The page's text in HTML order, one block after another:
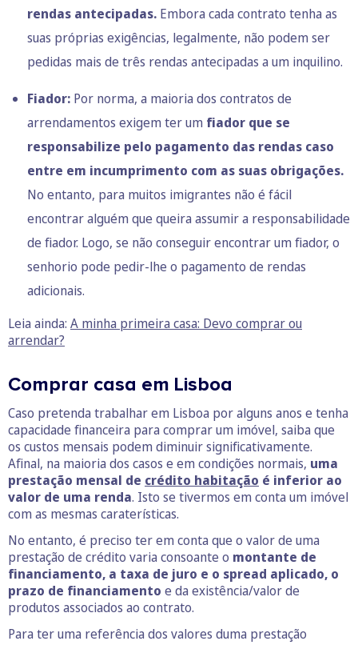
rendas antecipadas. Embora cada contrato tenha as
suas próprias exigências, legalmente, não podem ser
pedidas mais de três rendas antecipadas a um inquilino.
Fiador: Por norma, a maioria dos contratos de
arrendamentos exigem ter um fiador que se
responsabilize pelo pagamento das rendas caso
entre em incumprimento com as suas obrigações.
No entanto, para muitos imigrantes não é fácil
encontrar alguém que queira assumir a responsabilidade
de fiador. Logo, se não conseguir encontrar um fiador, o
senhorio pode pedir-lhe o pagamento de rendas
adicionais.
Leia ainda: A minha primeira casa: Devo comprar ou
arrendar?
Comprar casa em Lisboa
Caso pretenda trabalhar em Lisboa por alguns anos e tenha
capacidade financeira para comprar um imóvel, saiba que
os custos mensais podem diminuir significativamente.
Afinal, na maioria dos casos e em condições normais, uma
prestação mensal de crédito habitação é inferior ao
valor de uma renda. Isto se tivermos em conta um imóvel
com as mesmas caraterísticas.
No entanto, é preciso ter em conta que o valor de uma
prestação de crédito varia consoante o montante de
financiamento, a taxa de juro e o spread aplicado, o
prazo de financiamento e da existência/valor de
produtos associados ao contrato.
Para ter uma referência dos valores duma prestação